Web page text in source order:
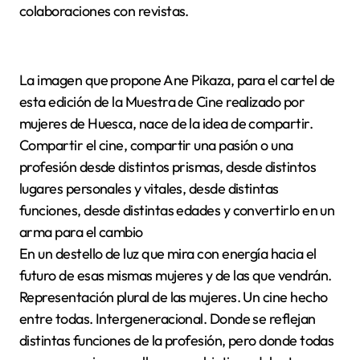
colaboraciones con revistas.
La imagen que propone Ane Pikaza, para el cartel de
esta edición de la Muestra de Cine realizado por
mujeres de Huesca, nace de la idea de compartir.
Compartir el cine, compartir una pasión o una
profesión desde distintos prismas, desde distintos
lugares personales y vitales, desde distintas
funciones, desde distintas edades y convertirlo en un
arma para el cambio
En un destello de luz que mira con energía hacia el
futuro de esas mismas mujeres y de las que vendrán.
Representación plural de las mujeres. Un cine hecho
entre todas. Intergeneracional. Donde se reflejan
distintas funciones de la profesión, pero donde todas